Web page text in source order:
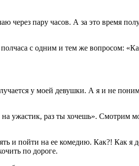
через пару часов. А за это время
с одним и тем же вопросом:
у моей девушки. А я и не
ужастик, раз ты хочешь». Смотрим
и пойти на ее комедию. Как?! Как я
по дороге.